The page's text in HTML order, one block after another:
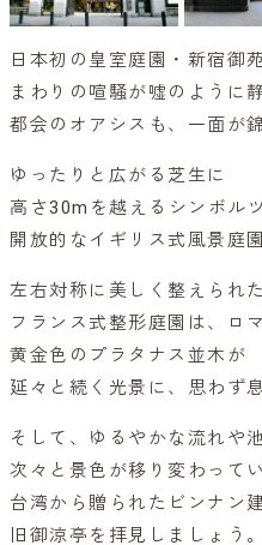
日本初の皇室庭園・新宿御苑
まわりの喧騒が嘘のように
都会のオアシスも、一面が
ゆったりと広がる芝生に
高さ30mを越えるシンボル
開放的なイギリス式風景庭園
左右対称に美しく整えられた
フランス式整形庭園は、ロ
黄金色のプラタナス並木が
延々と続く光景に、思わず
そして、ゆるやかな流れや
次々と景色が移り変わって
台湾から贈られたビンナン建
旧御涼亭を拝見しましょう。